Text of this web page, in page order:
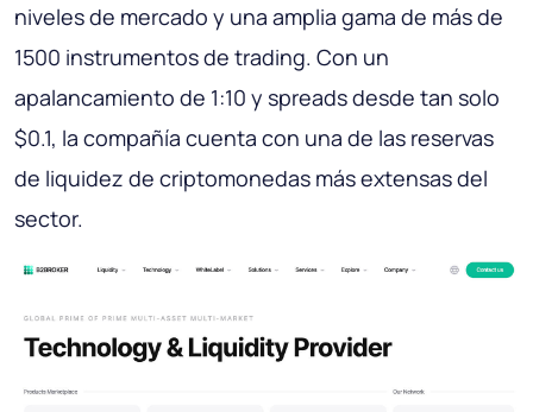
niveles de mercado y una amplia gama de más de
1500 instrumentos de trading. Con un
apalancamiento de 1:10 y spreads desde tan solo
$0.1, la compañía cuenta con una de las reservas
de liquidez de criptomonedas más extensas del
sector.